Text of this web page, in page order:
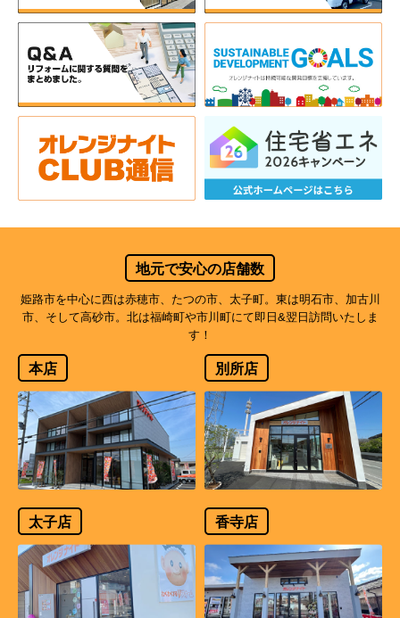
地元で安心の店舗数
姫路市を中心に西は赤穂市、たつの市、太子町。東は明石市、加古川
市、そして高砂市。北は福崎町や市川町にて即日&翌日訪問いたしま
す！
本店 別所店
太子店 香寺店